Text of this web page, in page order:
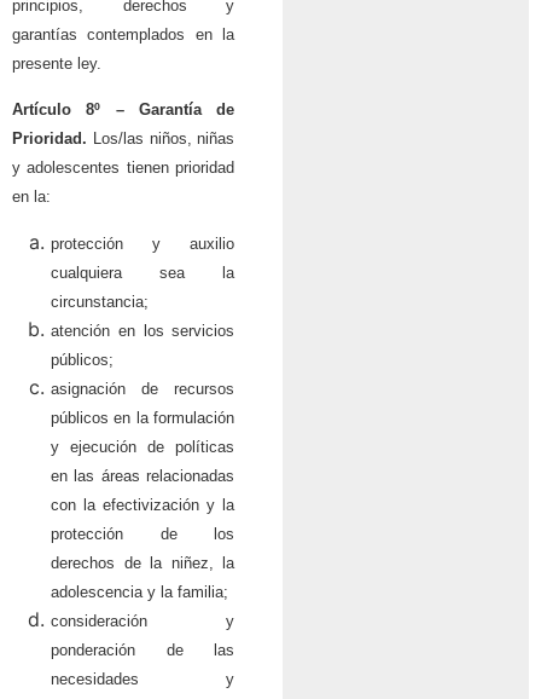
principios, derechos y
garantías contemplados en la
presente ley.
Artículo 8º –
Garantía de
Prioridad. Los/las niños, niñas
y adolescentes tienen prioridad
en la:
protección y auxilio
cualquiera sea la
circunstancia;
atención en los servicios
públicos;
asignación de recursos
públicos en la formulación
y ejecución de políticas
en las áreas relacionadas
con la efectivización y la
protección de los
derechos de la niñez, la
adolescencia y la familia;
consideración y
ponderación de las
necesidades y